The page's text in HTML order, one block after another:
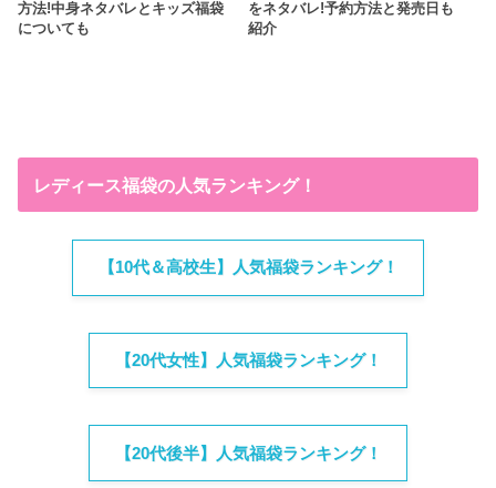
方法!中身ネタバレとキッズ福袋
についても
をネタバレ!予約方法と発売日も
紹介
レディース福袋の人気ランキング！
【10代＆高校生】人気福袋ランキング！
【20代女性】人気福袋ランキング！
【20代後半】人気福袋ランキング！